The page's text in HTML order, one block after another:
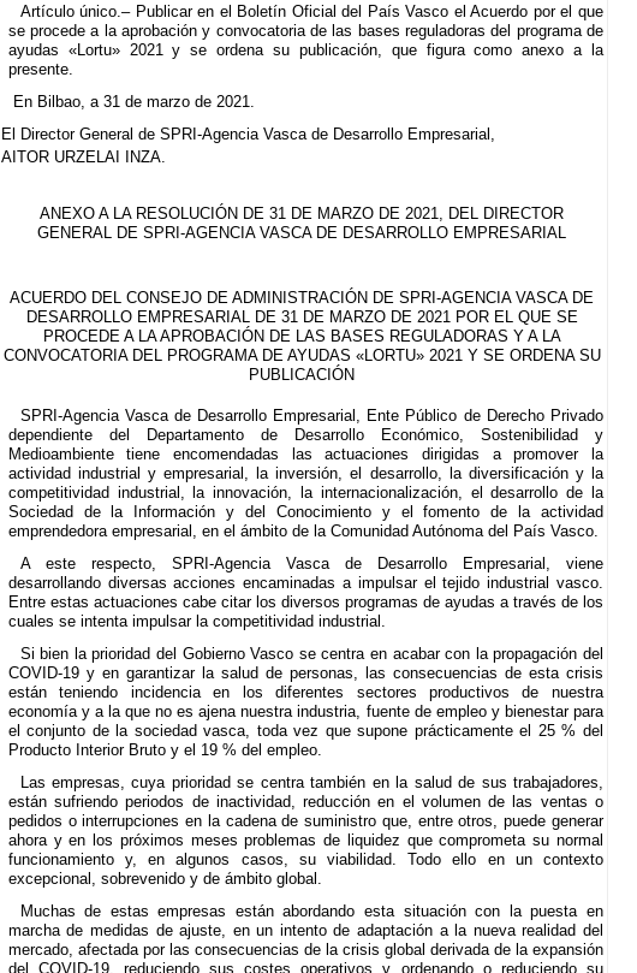
Artículo único.– Publicar en el Boletín Oficial del País Vasco el Acuerdo por el que
se procede a la aprobación y convocatoria de las bases reguladoras del programa de
ayudas «Lortu» 2021 y se ordena su publicación, que figura como anexo a la
presente.
En Bilbao, a 31 de marzo de 2021.
El Director General de SPRI-Agencia Vasca de Desarrollo Empresarial,
AITOR URZELAI INZA.
ANEXO A LA RESOLUCIÓN DE 31 DE MARZO DE 2021, DEL DIRECTOR
GENERAL DE SPRI-AGENCIA VASCA DE DESARROLLO EMPRESARIAL
ACUERDO DEL CONSEJO DE ADMINISTRACIÓN DE SPRI-AGENCIA VASCA DE
DESARROLLO EMPRESARIAL DE 31 DE MARZO DE 2021 POR EL QUE SE
PROCEDE A LA APROBACIÓN DE LAS BASES REGULADORAS Y A LA
CONVOCATORIA DEL PROGRAMA DE AYUDAS «LORTU» 2021 Y SE ORDENA SU
PUBLICACIÓN
SPRI-Agencia Vasca de Desarrollo Empresarial, Ente Público de Derecho Privado
dependiente del Departamento de Desarrollo Económico, Sostenibilidad y
Medioambiente tiene encomendadas las actuaciones dirigidas a promover la
actividad industrial y empresarial, la inversión, el desarrollo, la diversificación y la
competitividad industrial, la innovación, la internacionalización, el desarrollo de la
Sociedad de la Información y del Conocimiento y el fomento de la actividad
emprendedora empresarial, en el ámbito de la Comunidad Autónoma del País Vasco.
A este respecto, SPRI-Agencia Vasca de Desarrollo Empresarial, viene
desarrollando diversas acciones encaminadas a impulsar el tejido industrial vasco.
Entre estas actuaciones cabe citar los diversos programas de ayudas a través de los
cuales se intenta impulsar la competitividad industrial.
Si bien la prioridad del Gobierno Vasco se centra en acabar con la propagación del
COVID-19 y en garantizar la salud de personas, las consecuencias de esta crisis
están teniendo incidencia en los diferentes sectores productivos de nuestra
economía y a la que no es ajena nuestra industria, fuente de empleo y bienestar para
el conjunto de la sociedad vasca, toda vez que supone prácticamente el 25 % del
Producto Interior Bruto y el 19 % del empleo.
Las empresas, cuya prioridad se centra también en la salud de sus trabajadores,
están sufriendo periodos de inactividad, reducción en el volumen de las ventas o
pedidos o interrupciones en la cadena de suministro que, entre otros, puede generar
ahora y en los próximos meses problemas de liquidez que comprometa su normal
funcionamiento y, en algunos casos, su viabilidad. Todo ello en un contexto
excepcional, sobrevenido y de ámbito global.
Muchas de estas empresas están abordando esta situación con la puesta en
marcha de medidas de ajuste, en un intento de adaptación a la nueva realidad del
mercado, afectada por las consecuencias de la crisis global derivada de la expansión
del COVID-19, reduciendo sus costes operativos y ordenando o reduciendo su